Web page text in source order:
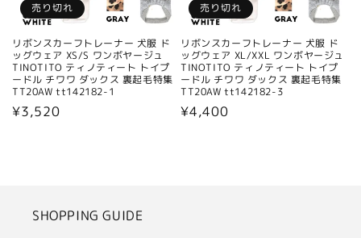
売り切れ
リボンスカーフトレーナー 犬服 ド
ッグウェア XS/S ワンボヤージュ
TINOTITO ティノティート トイプ
ードル チワワ ダックス 裏起毛特集
TT20AW tt142182-1
通
¥3,520
売り切れ
リボンスカーフトレーナー 犬服 ド
ッグウェア XL/XXL ワンボヤージュ
TINOTITO ティノティート トイプ
ードル チワワ ダックス 裏起毛特集
TT20AW tt142182-3
通
¥4,400
SHOPPING GUIDE